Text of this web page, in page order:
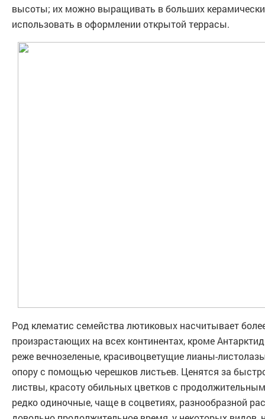
высоты; их можно выращивать в больших
использовать в оформлении открытой террасы.
Род клематис семейства лютиковых насчитывает
произрастающих на всех континентах, кроме
реже вечнозеленые, красивоцветущие лианы-
опору с помощью черешков листьев. Ценятся за
листвы, красоту обильных цветков с
редко одиночные, чаще в соцветиях, разнообразной